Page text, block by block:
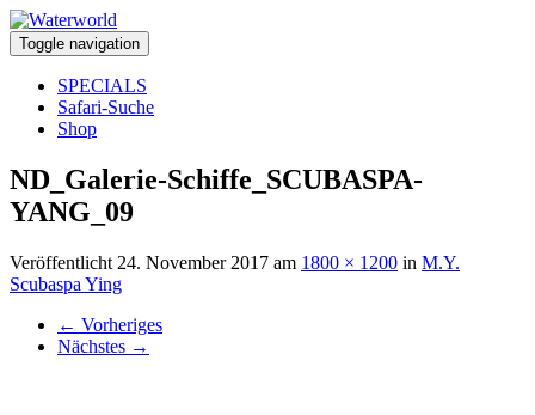
Toggle navigation
SPECIALS
Safari-Suche
Shop
ND_Galerie-Schiffe_SCUBASPA-
YANG_09
Veröffentlicht 24. November 2017 am 1800 × 1200 in M.Y.
Scubaspa Ying
← Vorheriges
Nächstes →